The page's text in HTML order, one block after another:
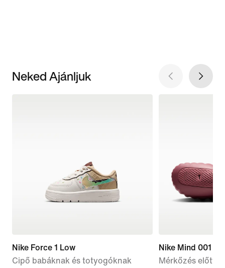
Neked Ajánljuk
Nike Force 1 Low
Cipő babáknak és totyogóknak
Nike Mind 001
Mérkőzés előtti